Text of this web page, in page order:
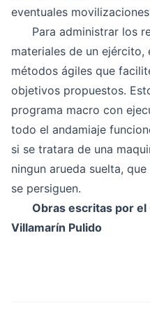
eventuales
Para administrar los
materiales de un ejército,
métodos ágiles que
objetivos propuestos.
programa macro con
todo el andamiaje
si se tratara de una
ningun arueda suelta,
se persiguen.
Obras escritas por
Villamarín Pulido